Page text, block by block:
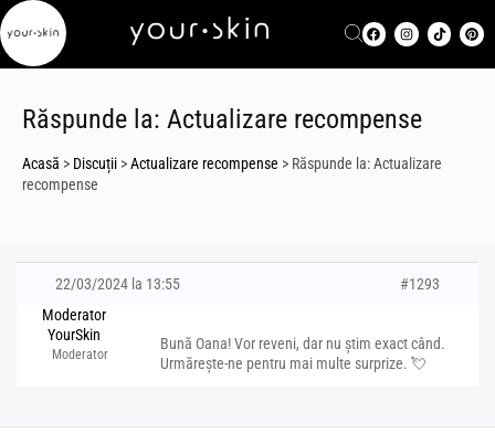
Răspunde la: Actualizare recompense
Acasă > Discuții >Actualizare recompense > Răspunde la: Actualizare
recompense
22/03/2024 la 13:55
#1293
Moderator
YourSkin
Moderator
Bună Oana! Vor reveni, dar nu știm exact când.
Urmărește-ne pentru mai multe surprize. 💘